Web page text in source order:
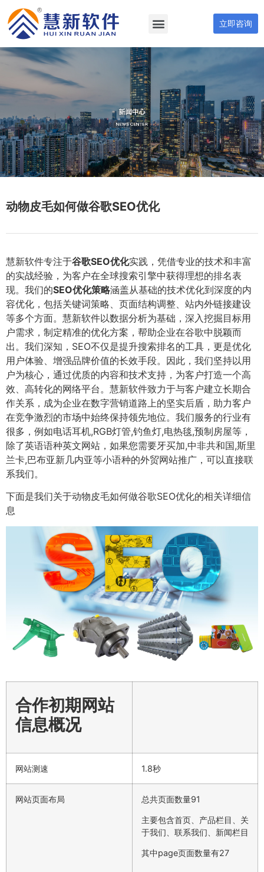
立即咨询
动物皮毛如何做谷歌SEO优化
慧新软件专注于谷歌SEO优化实践，凭借专业的技术和丰富
的实战经验，为客户在全球搜索引擎中获得理想的排名表
现。我们的SEO优化策略涵盖从基础的技术优化到深度的内
容优化，包括关键词策略、页面结构调整、站内外链接建设
等多个方面。慧新软件以数据分析为基础，深入挖掘目标用
户需求，制定精准的优化方案，帮助企业在谷歌中脱颖而
出。我们深知，SEO不仅是提升搜索排名的工具，更是优化
用户体验、增强品牌价值的长效手段。因此，我们坚持以用
户为核心，通过优质的内容和技术支持，为客户打造一个高
效、高转化的网络平台。慧新软件致力于与客户建立长期合
作关系，成为企业在数字营销道路上的坚实后盾，助力客户
在竞争激烈的市场中始终保持领先地位。我们服务的行业有
很多，例如电话耳机,RGB灯管,钓鱼灯,电热毯,预制房屋等，
除了英语语种英文网站，如果您需要牙买加,中非共和国,斯里
兰卡,巴布亚新几内亚等小语种的外贸网站推广，可以直接联
系我们。
下面是我们关于动物皮毛如何做谷歌SEO优化的相关详细信
息
合作初期网站
信息概况
网站测速 1.8秒
网站页面布局 总共页面数量91
主要包含首页、产品栏目、关
于我们、联系我们、新闻栏目
其中page页面数量有27